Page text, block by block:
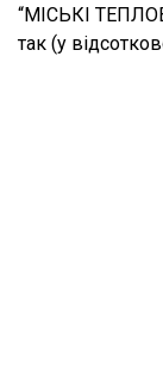
“МІСЬКІ
так (у